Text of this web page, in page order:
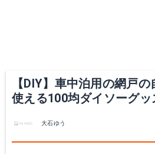
【DIY】車中泊用の網戸
使える100均ダイソーグッ
大石ゆう